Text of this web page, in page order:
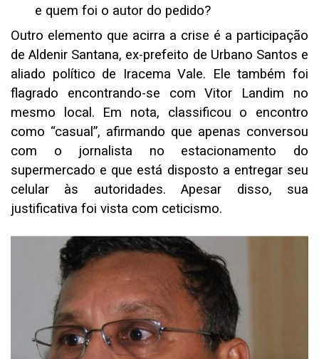
e quem foi o autor do pedido?
Outro elemento que acirra a crise é a participação
de Aldenir Santana, ex-prefeito de Urbano Santos e
aliado político de Iracema Vale. Ele também foi
flagrado encontrando-se com Vitor Landim no
mesmo local. Em nota, classificou o encontro
como “casual”, afirmando que apenas conversou
com o jornalista no estacionamento do
supermercado e que está disposto a entregar seu
celular às autoridades. Apesar disso, sua
justificativa foi vista com ceticismo.